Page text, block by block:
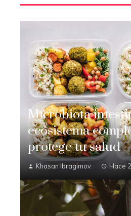
Microbiota
ecosistema
protege tu salud
Khasan Ibragimov Hace